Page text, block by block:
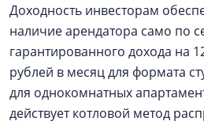
Доходность инвесторам
наличие арендатора само по
гарантированного дохода на
рублей в месяц для формата
для однокомнатных
действует котловой метод